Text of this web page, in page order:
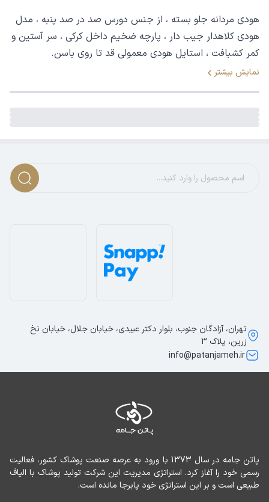
هودی مردانه جلو بسته ، از جنس دورس صد در صد پنبه ، مدل
هودی کلاهدار جیب دار ، پارچه ضخیم داخل کرکی ، سر آستین و
کمر کشبافت ، استایل هودی معمولی قد تا روی باسن.
نمایش بیشتر
طبیعی است و بر این استراتژی خود پابرجا مانده است.
تهران، آزادگان جنوب، بلوار دکتر عبیدی، خیابان جلال، خیابان نخ
زرین، پلاک 3
info@patanjameh.ir